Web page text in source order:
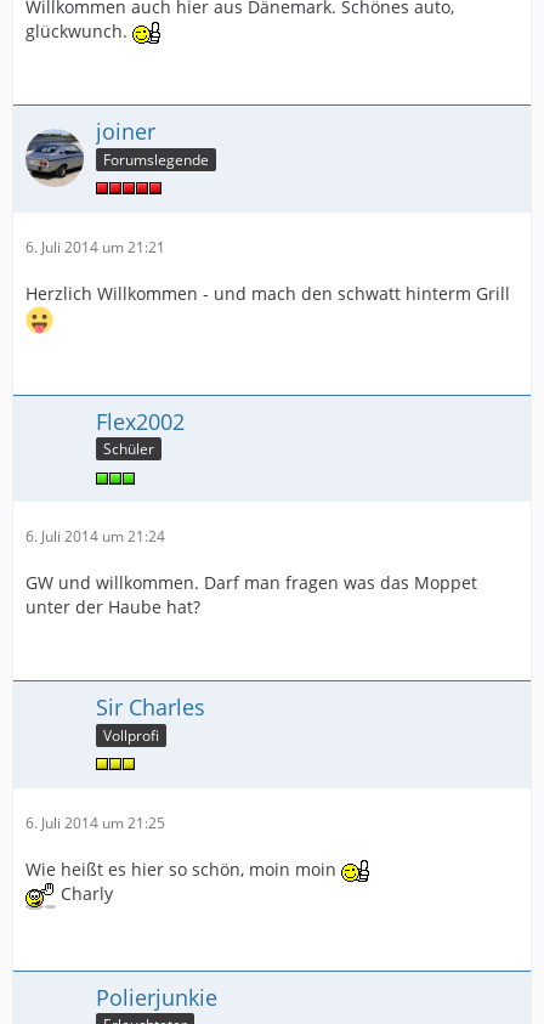
Willkommen auch hier aus Dänemark. Schönes auto,
glückwunch.
joiner
Forumslegende
6. Juli 2014 um 21:21
Herzlich Willkommen - und mach den schwatt hinterm Grill
Flex2002
Schüler
6. Juli 2014 um 21:24
GW und willkommen. Darf man fragen was das Moppet
unter der Haube hat?
Sir Charles
Vollprofi
6. Juli 2014 um 21:25
Wie heißt es hier so schön, moin moin
Charly
Polierjunkie